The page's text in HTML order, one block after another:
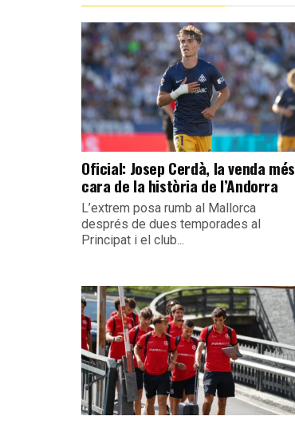
Oficial: Josep Cerdà, la venda més
cara de la història de l’Andorra
L’extrem posa rumb al Mallorca
després de dues temporades al
Principat i el club...